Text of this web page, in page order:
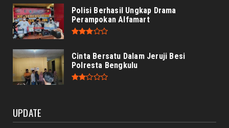
Polisi Berhasil Ungkap Drama
Perampokan Alfamart
Cinta Bersatu Dalam Jeruji Besi
Polresta Bengkulu
UPDATE